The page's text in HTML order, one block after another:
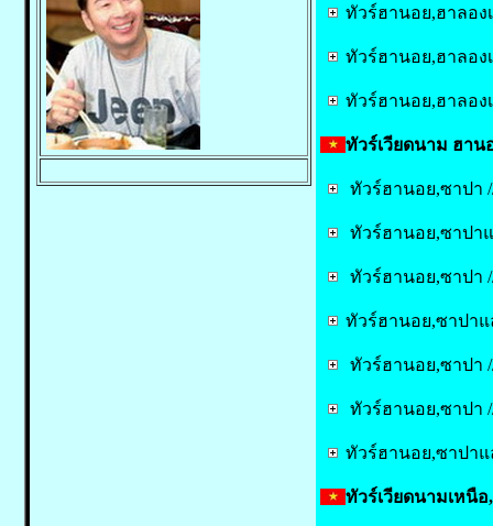
ทัวร์ฮานอย,ฮาลอง
ทัวร์ฮานอย,ฮาลอง
ทัวร์ฮานอย,ฮาลอง
ทัวร์เวียดนาม ฮาน
ทัวร์ฮานอย,ซาปา //
ทัวร์ฮานอย,ซาปาแ
ทัวร์ฮานอย,ซาปา //
ทัวร์ฮานอย,ซาปาแล
ทัวร์ฮานอย,ซาปา //
ทัวร์ฮานอย,ซาปา
ทัวร์ฮานอย,ซาปาแ
ทัวร์เวียดนามเหนื